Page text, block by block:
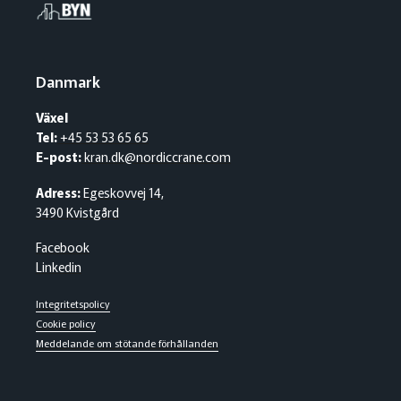
Danmark
Växel
Tel:+45 53 53 65 65
E-post:kran.dk@nordiccrane.com
Adress:Egeskovvej 14,
3490 Kvistgård
Facebook
Linkedin
Integritetspolicy
Cookie policy
Meddelande om stötande förhållanden